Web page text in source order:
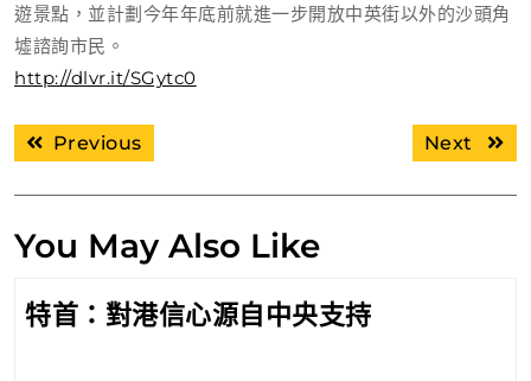
遊景點，並計劃今年年底前就進一步開放中英街以外的沙頭角
墟諮詢市民。
http://dlvr.it/SGytc0
文
章
導
覽
PreviousPrevious
Next
Next
You May Also Like
特首：對港信心源自中央支持特